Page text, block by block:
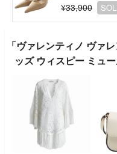
¥33,900
「ヴァレンティノ ヴァ
ッズ ウィスピー ミュ